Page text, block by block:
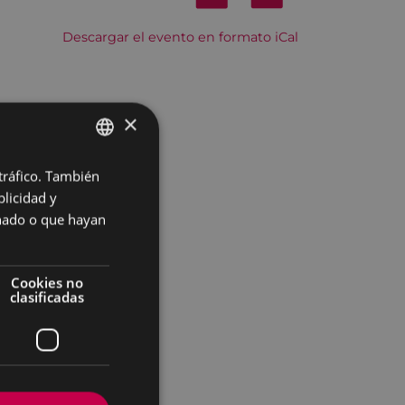
Descargar el evento en formato iCal
BASQUE
×
También
y
o que hayan
Cookies no
clasificadas